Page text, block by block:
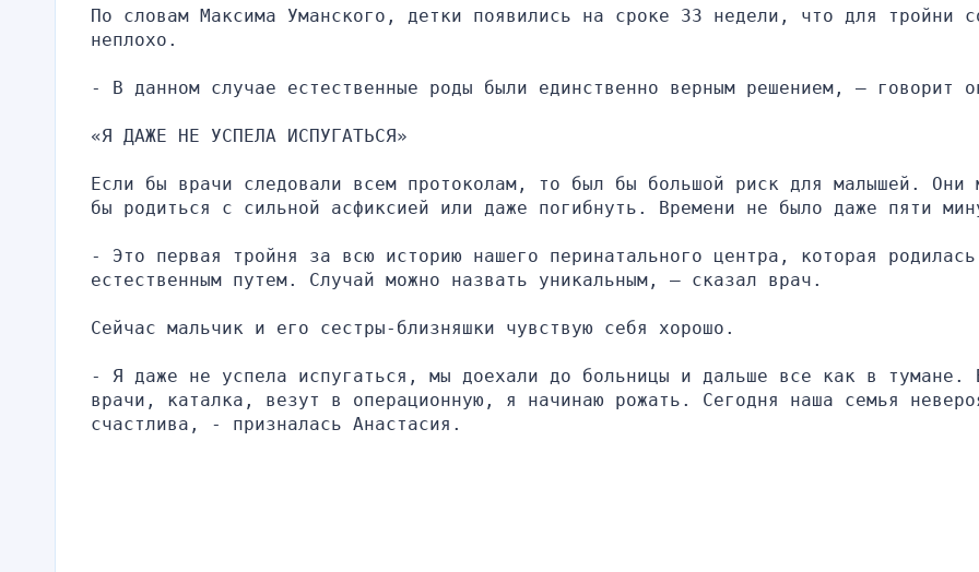
По словам Максима Уманского, детки появились на сроке 33 недели, что для тройни
неплохо.
- В данном случае естественные роды были единственно верным решением, — говорит
«Я ДАЖЕ НЕ УСПЕЛА ИСПУГАТЬСЯ»
Если бы врачи следовали всем протоколам, то был бы большой риск для малышей. Они
бы родиться с сильной асфиксией или даже погибнуть. Времени не было даже пяти
- Это первая тройня за всю историю нашего перинатального центра, которая родилась
естественным путем. Случай можно назвать уникальным, — сказал врач.
Сейчас мальчик и его сестры-близняшки чувствую себя хорошо.
- Я даже не успела испугаться, мы доехали до больницы и дальше все как в тумане.
врачи, каталка, везут в операционную, я начинаю рожать. Сегодня наша семья
счастлива, - призналась Анастасия.